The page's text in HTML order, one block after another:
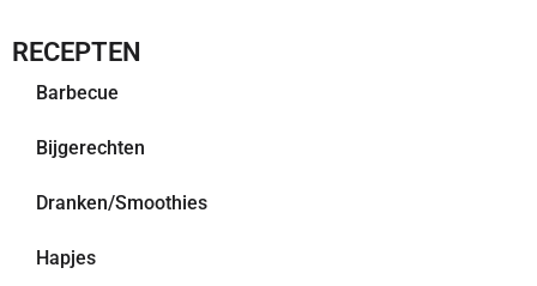
RECEPTEN
Barbecue
Bijgerechten
Dranken/Smoothies
Hapjes